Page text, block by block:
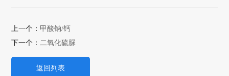
上一个： 甲酸钠/钙
下一个： 二氧化硫脲
返回列表